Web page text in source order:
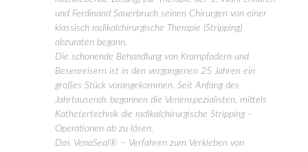
und Ferdinand Sauerbruch seinen Chirurgen von einer
klassisch radikalchirurgische Therapie (Stripping)
abzuraten begann.
Die schonende Behandlung von Krampfadern und
Besenreisern ist in den vergangenen 25 Jahren ein
großes Stück vorangekommen. Seit Anfang des
Jahrtausends begannen die Venenspezialisten, mittels
Kathetertechnik die radikalchirurgische Stripping –
Operationen ab zu lösen.
Das VenaSeal® – Verfahren zum Verkleben von